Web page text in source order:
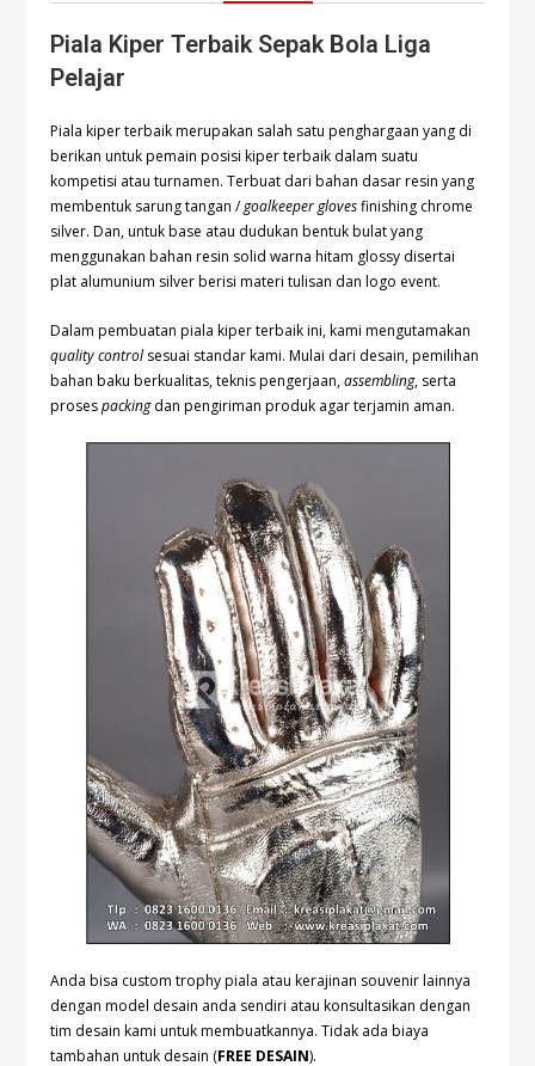
Piala Kiper Terbaik Sepak Bola Liga
Pelajar
Piala kiper terbaik merupakan salah satu penghargaan yang di
berikan untuk pemain posisi kiper terbaik dalam suatu
kompetisi atau turnamen. Terbuat dari bahan dasar resin yang
membentuk sarung tangan /goalkeeper glovesfinishing chrome
silver. Dan, untuk base atau dudukan bentuk bulat yang
menggunakan bahan resin solid warna hitam glossy disertai
plat alumunium silver berisi materi tulisan dan logo event.
Dalam pembuatan piala kiper terbaik ini, kami mengutamakan
quality controlsesuai standar kami. Mulai dari desain, pemilihan
bahan baku berkualitas, teknis pengerjaan,assembling, serta
prosespackingdan pengiriman produk agar terjamin aman.
Anda bisa custom trophy piala atau kerajinan souvenir lainnya
dengan model desain anda sendiri atau konsultasikan dengan
tim desain kami untuk membuatkannya. Tidak ada biaya
tambahan untuk desain (FREE DESAIN).